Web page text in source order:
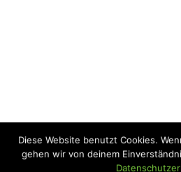
Diese Website benutzt Cookies.
gehen wir von deinem